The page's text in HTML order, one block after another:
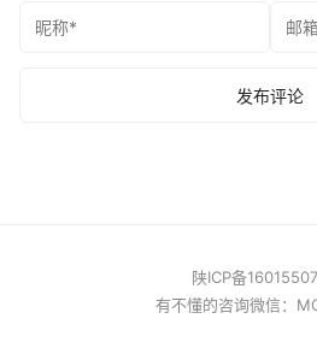
陕ICP备
有不懂的咨询微信：